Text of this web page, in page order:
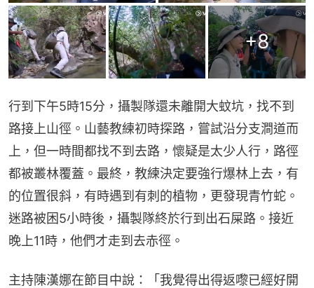
+8
行到下午5時15分，攝製隊還未離開大蚊坑，找不到
路接上山徑。山藝教練初時探路，嘗試沿分支澗道而
上，但一時間都找不到去路，懷疑是太少人行，路徑
都被叢林覆蓋。最終，教練決定要強行爆林上去，有
的位置很斜，有時遇到有刺的植物，更發現青竹蛇。
迷路被困5小時後，攝製隊終於行到出石屎路。接近
晚上11時，他們才走到去赤徑。
主持陳漢娜在節目中說：「我覺得出得返嚟已經好開